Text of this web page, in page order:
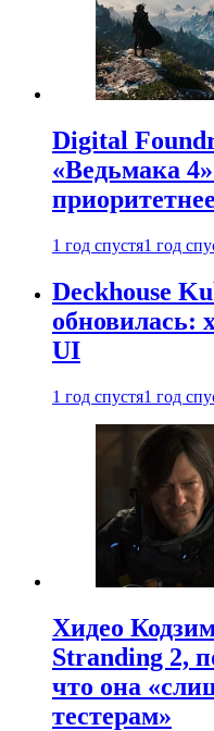
Digital
«Ведьмака
1 год спустя1 год
Deckhouse
обновилась:
UI
1 год спустя1 год
Хидео
Stranding 2,
что она
тестерам»